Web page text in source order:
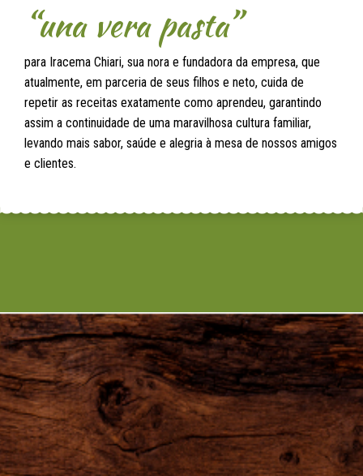
“una vera pasta”
para Iracema Chiari, sua nora e fundadora da empresa, que
atualmente, em parceria de seus filhos e neto, cuida de
repetir as receitas exatamente como aprendeu, garantindo
assim a continuidade de uma maravilhosa cultura familiar,
levando mais sabor, saúde e alegria à mesa de nossos amigos
e clientes.